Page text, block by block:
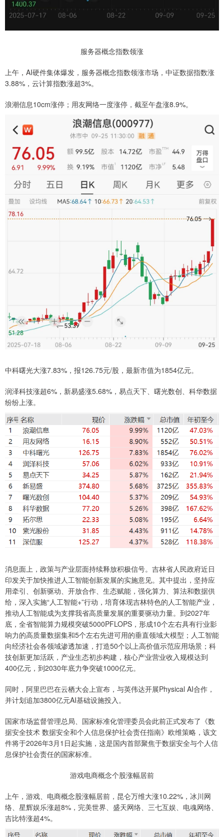
服务器概念指数领涨
上午，AI硬件集体爆发，服务器概念指数领涨市场，中证数据指数涨
3.88%，云计算指数涨超3%。
浪潮信息10cm涨停；用友网络一度涨停，截至午盘涨8.9%。
中科曙光大涨7.83%，报126.75元/股，最新市值为1854亿元。
润泽科技涨超6%，新易盛涨5.68%，易点天下、曙光数创、科华数据
纷纷上涨。
消息面上，政策与产业层面持续释放积极信号。吉林省人民政府近日
印发关于加快推进人工智能创新发展的实施意见。其中提出，坚持应
用牵引、创新驱动、开放合作、生态赋能，强化算力、算法和数据供
给，深入实施“人工智能+”行动，培育体现吉林特色的人工智能产业，
推动人工智能成为支撑我省高质量发展的重要驱动力量。到2027年
底，全省智能算力规模突破5000PFLOPS，形成10个左右具有行业影
响力的高质量数据集和5个左右先进可用的垂直领域大模型；人工智能
向经济社会各领域渗透加速，打造50个以上高价值示范应用场景；科
技创新更加活跃，产业生态初步构建，核心产业营业收入规模达到
400亿元，到2030年底力争突破1000亿元。
同时，阿里巴巴在云栖大会上宣布，与英伟达开展Physical AI合作，
并计划追加3800亿元AI基础设施投入。
国家市场监督管理总局、国家标准化管理委员会此前正式发布了《数
据安全技术 数据安全和个人信息保护社会责任指南》欧维策略，该文
件将于2026年3月1日起实施，这是国内首部聚焦于数据安全与个人信
息保护社会责任的国家标准。
游戏电商概念个股涨幅居前
上午，游戏、电商概念股涨幅居前，昆仑万维大涨10.22%，冰川网
络、星辉娱乐涨超8%，完美世界、盛天网络、三七互娱、电魂网络、
吉比特涨超4%。